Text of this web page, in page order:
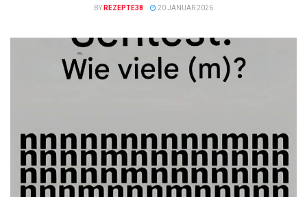
BY REZEPTE38 20 JANUAR 2026